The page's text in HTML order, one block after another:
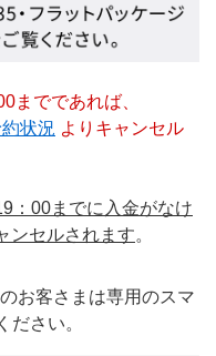
までであれば、
状況 よりキャンセル
：00までに入金がなけ
ンセルされます。
お客さまは専用のスマ
ださい。